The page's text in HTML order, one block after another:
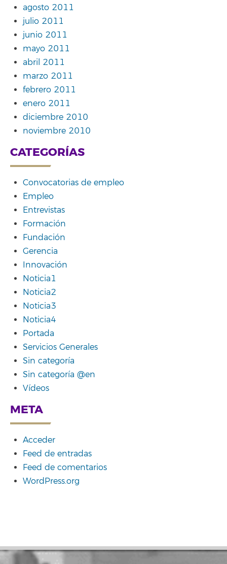
agosto 2011
julio 2011
junio 2011
mayo 2011
abril 2011
marzo 2011
febrero 2011
enero 2011
diciembre 2010
noviembre 2010
CATEGORÍAS
Convocatorias de empleo
Empleo
Entrevistas
Formación
Fundación
Gerencia
Innovación
Noticia1
Noticia2
Noticia3
Noticia4
Portada
Servicios Generales
Sin categoría
Sin categoría @en
Vídeos
META
Acceder
Feed de entradas
Feed de comentarios
WordPress.org